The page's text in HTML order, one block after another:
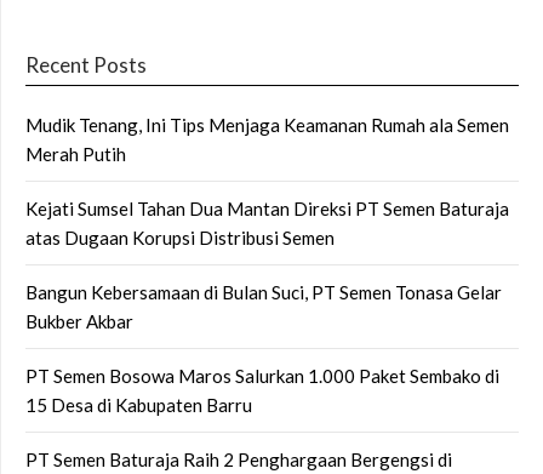
Recent Posts
Mudik Tenang, Ini Tips Menjaga Keamanan Rumah ala Semen
Merah Putih
Kejati Sumsel Tahan Dua Mantan Direksi PT Semen Baturaja
atas Dugaan Korupsi Distribusi Semen
Bangun Kebersamaan di Bulan Suci, PT Semen Tonasa Gelar
Bukber Akbar
PT Semen Bosowa Maros Salurkan 1.000 Paket Sembako di
15 Desa di Kabupaten Barru
PT Semen Baturaja Raih 2 Penghargaan Bergengsi di